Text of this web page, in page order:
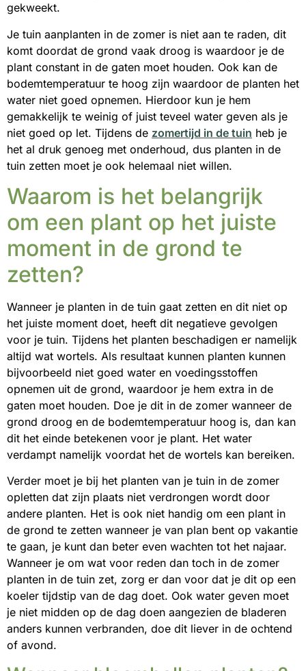
gekweekt.
Je tuin aanplanten in de zomer is niet aan te raden, dit
komt doordat de grond vaak droog is waardoor je de
plant constant in de gaten moet houden. Ook kan de
bodemtemperatuur te hoog zijn waardoor de planten het
water niet goed opnemen. Hierdoor kun je hem
gemakkelijk te weinig of juist teveel water geven als je
niet goed op let. Tijdens de zomertijd in de tuin heb je
het al druk genoeg met onderhoud, dus planten in de
tuin zetten moet je ook helemaal niet willen.
Waarom is het belangrijk
om een plant op het juiste
moment in de grond te
zetten?
Wanneer je planten in de tuin gaat zetten en dit niet op
het juiste moment doet, heeft dit negatieve gevolgen
voor je tuin. Tijdens het planten beschadigen er namelijk
altijd wat wortels. Als resultaat kunnen planten kunnen
bijvoorbeeld niet goed water en voedingsstoffen
opnemen uit de grond, waardoor je hem extra in de
gaten moet houden. Doe je dit in de zomer wanneer de
grond droog en de bodemtemperatuur hoog is, dan kan
dit het einde betekenen voor je plant. Het water
verdampt namelijk voordat het de wortels kan bereiken.
Verder moet je bij het planten van je tuin in de zomer
opletten dat zijn plaats niet verdrongen wordt door
andere planten. Het is ook niet handig om een plant in
de grond te zetten wanneer je van plan bent op vakantie
te gaan, je kunt dan beter even wachten tot het najaar.
Wanneer je om wat voor reden dan toch in de zomer
planten in de tuin zet, zorg er dan voor dat je dit op een
koeler tijdstip van de dag doet. Ook water geven moet
je niet midden op de dag doen aangezien de bladeren
anders kunnen verbranden, doe dit liever in de ochtend
of avond.